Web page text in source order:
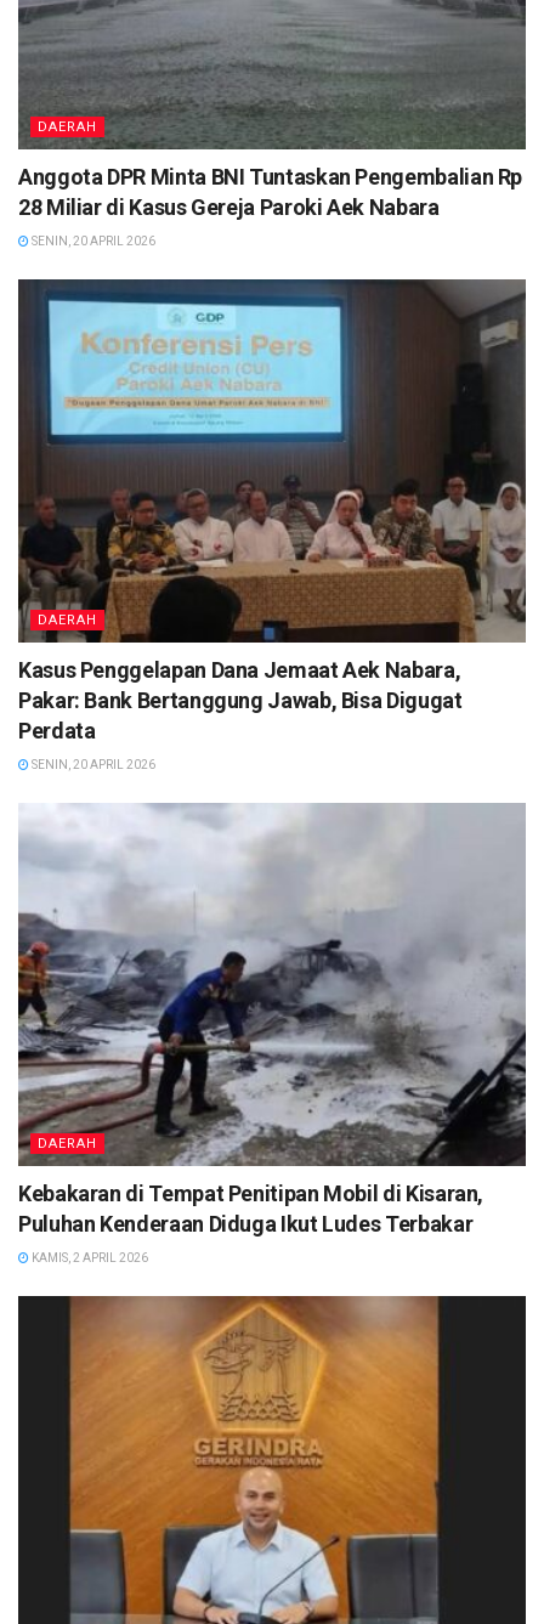
DAERAH
Anggota DPR Minta BNI Tuntaskan Pengembalian Rp
28 Miliar di Kasus Gereja Paroki Aek Nabara
SENIN, 20 APRIL 2026
DAERAH
Kasus Penggelapan Dana Jemaat Aek Nabara,
Pakar: Bank Bertanggung Jawab, Bisa Digugat
Perdata
SENIN, 20 APRIL 2026
DAERAH
Kebakaran di Tempat Penitipan Mobil di Kisaran,
Puluhan Kenderaan Diduga Ikut Ludes Terbakar
KAMIS, 2 APRIL 2026